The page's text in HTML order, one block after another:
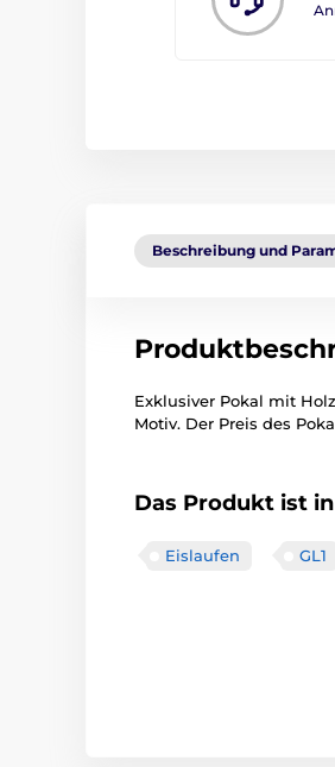
Beschreibung und
Exklusiver Pokal mit
Motiv. Der Preis des
Das Produkt ist
Eislaufen GL1